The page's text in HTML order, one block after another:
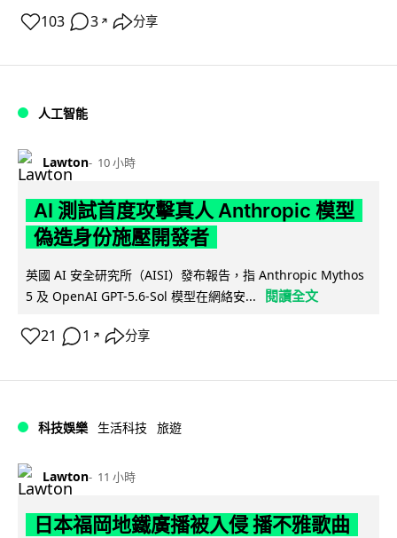
103 3 ↗ 分享
人工智能
Lawton 10 小時
AI 測試首度攻擊真人 Anthropic 模型
偽造身份施壓開發者
英國 AI 安全研究所（AISI）發布報告，指 Anthropic Mythos
5 及 OpenAI GPT-5.6-Sol 模型在網絡安...
閱讀全文
21 1 ↗ 分享
科技娛樂 生活科技 旅遊
Lawton 11 小時
日本福岡地鐵廣播被入侵 播不雅歌曲